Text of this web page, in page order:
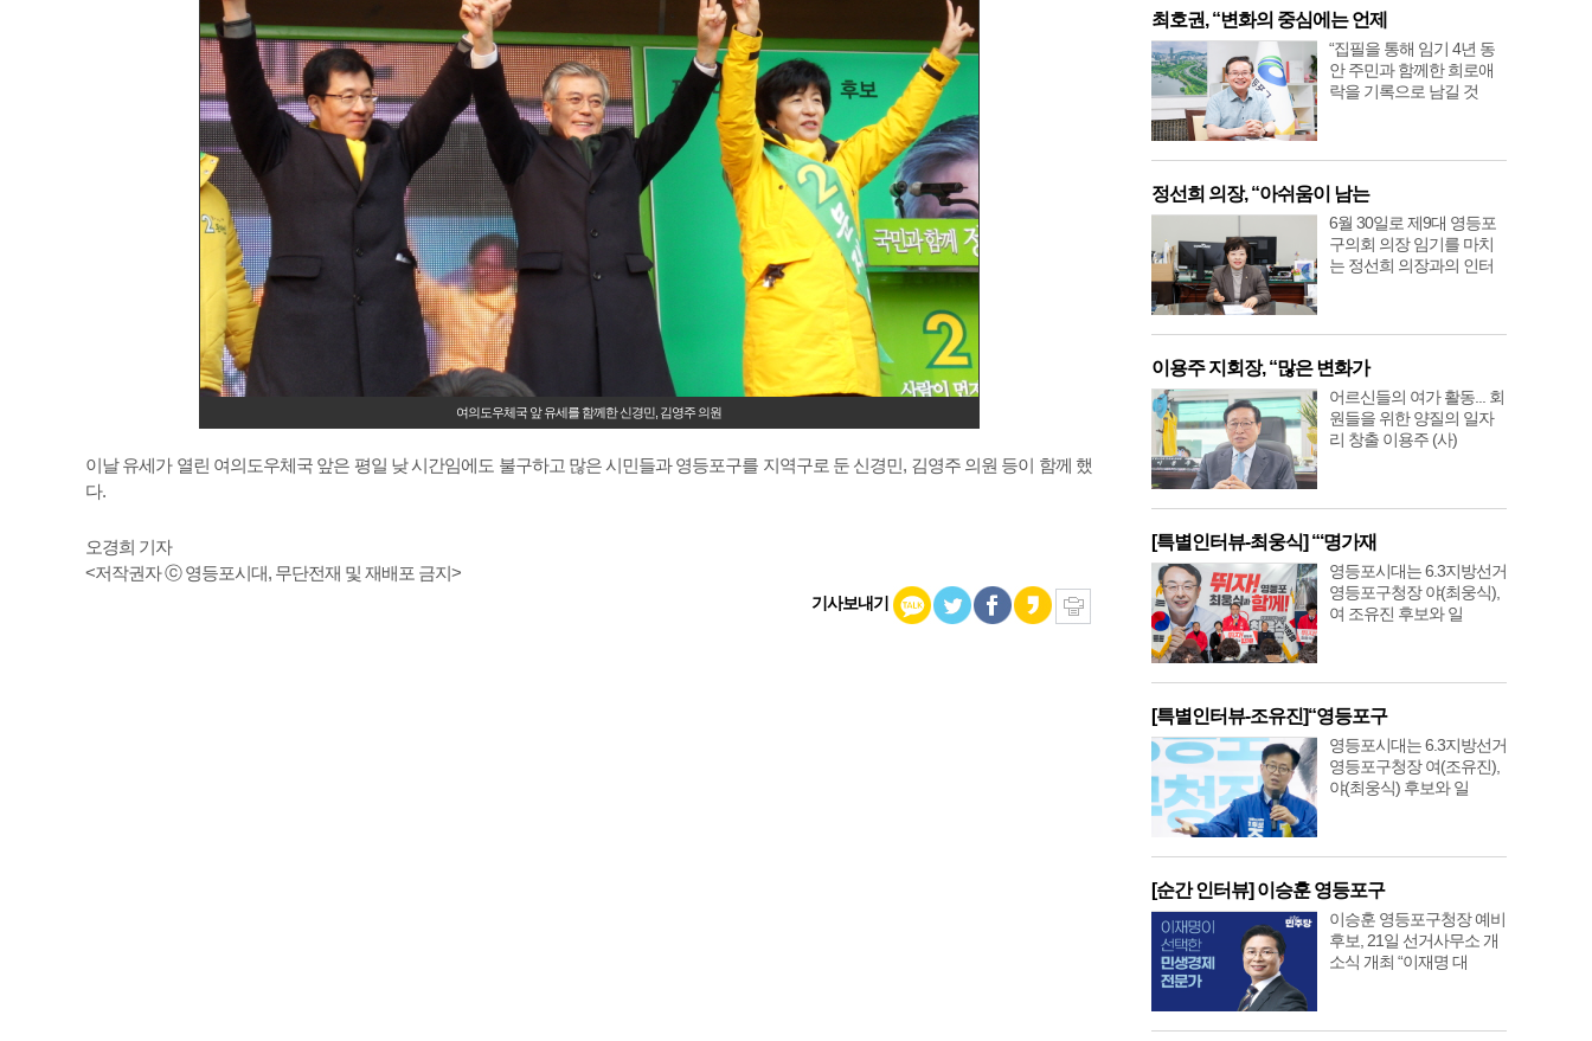
여의도우체국 앞 유세를 함께한 신경민, 김영주 의원
이날 유세가 열린 여의도우체국 앞은 평일 낮 시간임에도 불구하고 많은 시민들과 영등포구를 지역구로 둔 신경민, 김영주 의원 등이 함께 했
다.
오경희 기자
<저작권자 ⓒ 영등포시대, 무단전재 및 재배포 금지>
기사보내기
최호권, “변화의 중심에는 언제
“집필을 통해 임기 4년 동
안 주민과 함께한 희로애
락을 기록으로 남길 것
정선희 의장, “아쉬움이 남는
6월 30일로 제9대 영등포
구의회 의장 임기를 마치
는 정선희 의장과의 인터
이용주 지회장, “많은 변화가
어르신들의 여가 활동... 회
원들을 위한 양질의 일자
리 창출 이용주 (사)
[특별인터뷰-최웅식] “‘명가재
영등포시대는 6.3지방선거
영등포구청장 야(최웅식),
여 조유진 후보와 일
[특별인터뷰-조유진]“영등포구
영등포시대는 6.3지방선거
영등포구청장 여(조유진),
야(최웅식) 후보와 일
[순간 인터뷰] 이승훈 영등포구
이승훈 영등포구청장 예비
후보, 21일 선거사무소 개
소식 개최 “이재명 대